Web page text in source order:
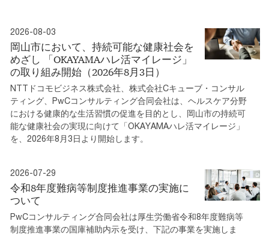
2026-08-03
岡山市において、持続可能な健康社会を
めざし 「OKAYAMAハレ活マイレージ」
の取り組み開始（2026年8月3日）
NTTドコモビジネス株式会社、株式会社Cキューブ・コンサル
ティング、PwCコンサルティング合同会社は、ヘルスケア分野
における健康的な生活習慣の促進を目的とし、岡山市の持続可
能な健康社会の実現に向けて「OKAYAMAハレ活マイレージ」
を、2026年8月3日より開始します。
2026-07-29
令和8年度難病等制度推進事業の実施に
ついて
PwCコンサルティング合同会社は厚生労働省令和8年度難病等
制度推進事業の国庫補助内示を受け、下記の事業を実施しま